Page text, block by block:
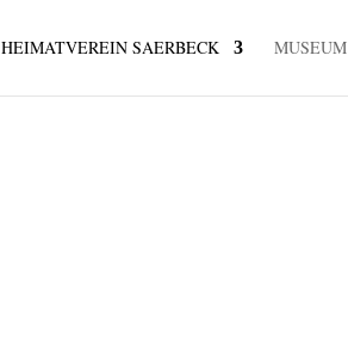
HEIMATVEREIN SAERBECK MUSEUM